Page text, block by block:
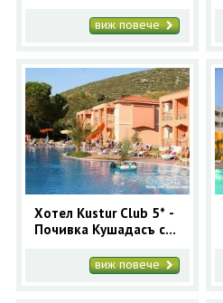
Лято 2026виж повече
Хотел Kustur Club 5* -
Почивка Кушадасъ с
Лято 2026виж повече